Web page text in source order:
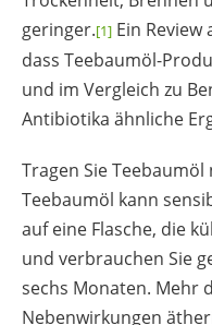
geringer.[1] Ein Review
dass Teebaumöl-
und im Vergleich zu
Antibiotika ähnliche
Tragen Sie
Teebaumöl kann
auf eine Flasche, die
und verbrauchen Sie
sechs Monaten. Mehr
Nebenwirkungen